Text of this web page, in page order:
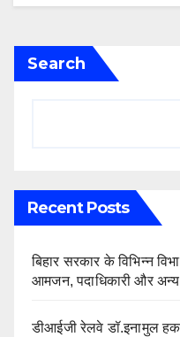
Search
Recent Posts
बिहार सरकार के विभिन्न
आमजन, पदाधिकारी और
डीआईजी रेलवे डॉ.इनामुल